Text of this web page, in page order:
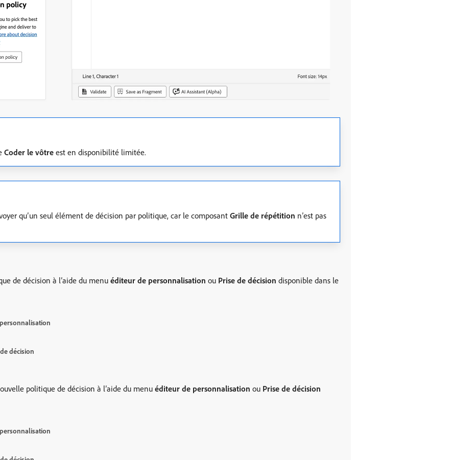
Coder le vôtre est en disponibilité limitée.
qu’un seul élément de décision par politique, car le composant Grille de répétition n’est pas
de décision à l’aide du menu éditeur de personnalisation ou Prise de décision disponible dans le
décision
politique de décision à l’aide du menu éditeur de personnalisation ou Prise de décision